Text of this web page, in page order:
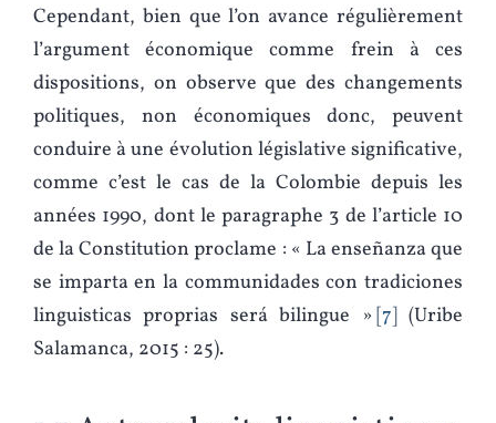
Cependant, bien que l’on avance régulièrement
l’argument économique comme frein à ces
dispositions, on observe que des changements
politiques, non économiques donc, peuvent
conduire à une évolution législative significative,
comme c’est le cas de la Colombie depuis les
années 1990, dont le paragraphe 3 de l’article 10
de la Constitution proclame : « La enseñanza que
se imparta en la communidades con tradiciones
linguisticas proprias será bilingue » 7
(Uribe
Salamanca, 2015 : 25).